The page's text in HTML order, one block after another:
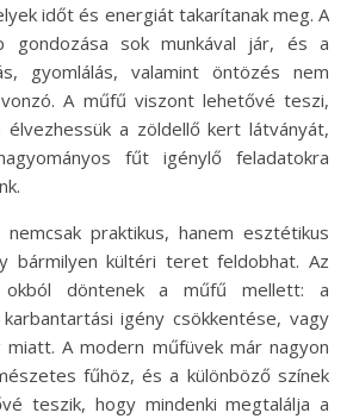
időt és energiát takarítanak meg. A
gondozása sok munkával jár, és a
gyomlálás, valamint öntözés nem
A műfű viszont lehetővé teszi,
a zöldellő kert látványát,
fűt igénylő feladatokra
praktikus, hanem esztétikus
bármilyen kültéri teret feldobhat. Az
okból döntenek a műfű mellett: a
igény csökkentése, vagy
A modern műfüvek már nagyon
fűhöz, és a különböző színek
teszik, hogy mindenki megtalálja a